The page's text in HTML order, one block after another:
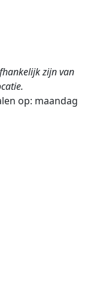
zijn van
op: maandag